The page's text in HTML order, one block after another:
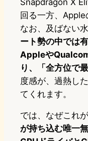
Snapdragon X
回る一方、
なお、及ばない水
ート勢の中では
Appleや
り、「全方位で
度感が、過熱し
てくれます。
では、なぜこれ
が持ち込む唯一